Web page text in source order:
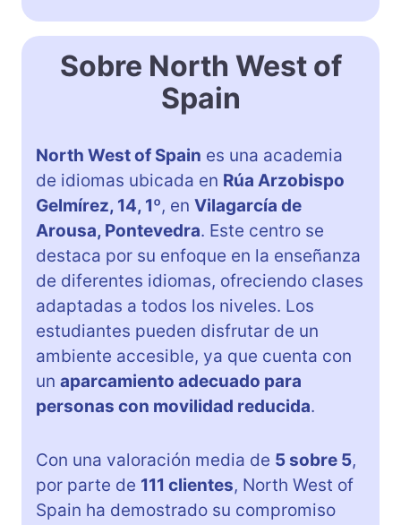
Sobre North West of
Spain
North West of Spain es una academia
de idiomas ubicada en Rúa Arzobispo
Gelmírez, 14, 1º, en Vilagarcía de
Arousa, Pontevedra. Este centro se
destaca por su enfoque en la enseñanza
de diferentes idiomas, ofreciendo clases
adaptadas a todos los niveles. Los
estudiantes pueden disfrutar de un
ambiente accesible, ya que cuenta con
un aparcamiento adecuado para
personas con movilidad reducida.
Con una valoración media de 5 sobre 5,
por parte de 111 clientes, North West of
Spain ha demostrado su compromiso